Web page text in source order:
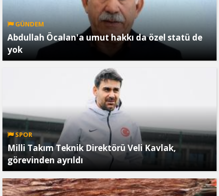
GÜNDEM
Abdullah Öcalan'a umut hakkı da özel statü de
yok
SPOR
Milli Takım Teknik Direktörü Veli Kavlak,
görevinden ayrıldı